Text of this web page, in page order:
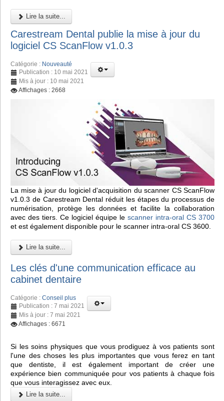
Lire la suite...
Carestream Dental publie la mise à jour du
logiciel CS ScanFlow v1.0.3
Catégorie : Nouveauté
Publication : 10 mai 2021
Mis à jour : 10 mai 2021
Affichages : 2668
La mise à jour du logiciel d'acquisition du scanner CS ScanFlow
v1.0.3 de Carestream Dental réduit les étapes du processus de
numérisation, protège les données et facilite la collaboration
avec des tiers. Ce logiciel équipe le scanner intra-oral CS 3700
et est également disponible pour le scanner intra-oral CS 3600.
Lire la suite...
Les clés d'une communication efficace au
cabinet dentaire
Catégorie : Conseil plus
Publication : 7 mai 2021
Mis à jour : 7 mai 2021
Affichages : 6671
Si les soins physiques que vous prodiguez à vos patients sont
l'une des choses les plus importantes que vous ferez en tant
que dentiste, il est également important de créer une
expérience bien communiquée pour vos patients à chaque fois
que vous interagissez avec eux.
Lire la suite...